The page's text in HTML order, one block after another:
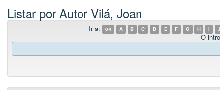
Listar por Autor Vilá, Joan
Ir a: 0-9 A B C D E F G H I J
O